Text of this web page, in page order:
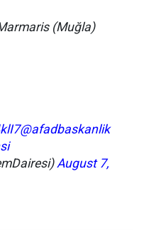
(Muğla)
@afadbaskanlik
August 7,